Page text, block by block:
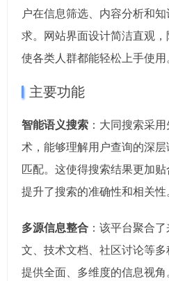
户在信息筛选、内容分析和
求。网站界面设计简洁直观
使各类人群都能轻松上手使用。
主要功能
智能语义搜索 ：大同搜索采
术，能够理解用户查询的深
匹配。这使得搜索结果更加
提升了搜索的准确性和相关性。
多源信息整合 ：该平台聚合
文、技术文档、社区讨论等
提供全面、多维度的信息视